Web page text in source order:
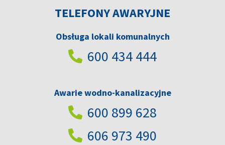
TELEFONY AWARYJNE
Obsługa lokali komunalnych
600 434 444
Awarie wodno-kanalizacyjne
600 899 628
606 973 490